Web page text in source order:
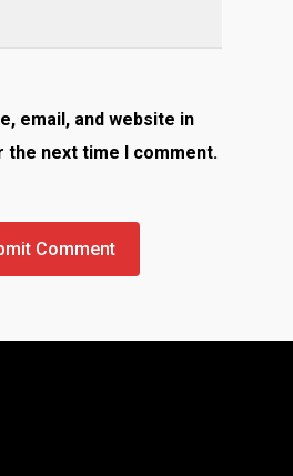
email, and website in
next time I comment.